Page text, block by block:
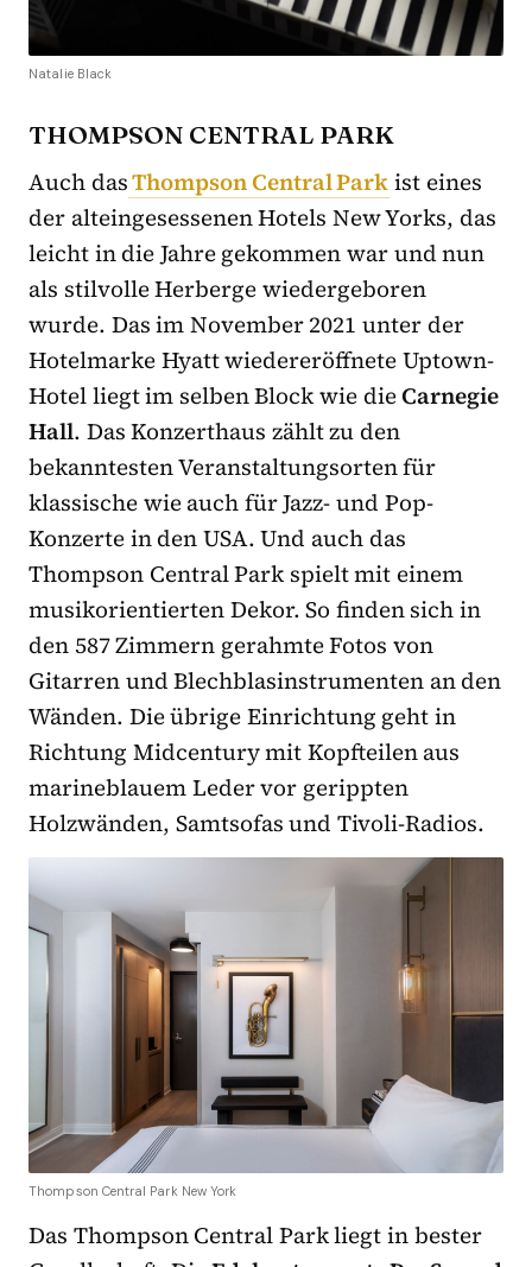
Natalie Black
THOMPSON CENTRAL PARK
Auch dasThompson Central Parkist eines
der alteingesessenen Hotels New Yorks, das
leicht in die Jahre gekommen war und nun
als stilvolle Herberge wiedergeboren
wurde. Das im November 2021 unter der
Hotelmarke Hyatt wiedereröffnete Uptown-
Hotel liegt im selben Block wie dieCarnegie
Hall. Das Konzerthaus zählt zu den
bekanntesten Veranstaltungsorten für
klassische wie auch für Jazz- und Pop-
Konzerte in den USA. Und auch das
Thompson Central Park spielt mit einem
musikorientierten Dekor. So finden sich in
den 587 Zimmern gerahmte Fotos von
Gitarren und Blechblasinstrumenten an den
Wänden. Die übrige Einrichtung geht in
Richtung Midcentury mit Kopfteilen aus
marineblauem Leder vor gerippten
Holzwänden, Samtsofas und Tivoli-Radios.
Thompson Central Park New York
Das Thompson Central Park liegt in bester